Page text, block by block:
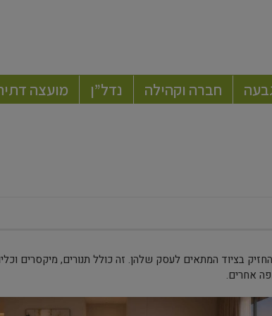
חברה וקהילה נדל”ן מועצה
בציוד המתאים לעסק שלהן. זה כולל תנורים, מיקסרים
אחרים.